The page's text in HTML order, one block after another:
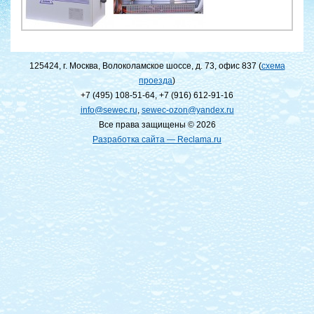
125424, г. Москва, Волоколамское шоссе, д. 73, офис 837 (схема
проезда)
+7 (495) 108-51-64,+7 (916) 612-91-16
info@sewec.ru, sewec-ozon@yandex.ru
Все права защищены © 2026
Разработка сайта — Reclama.ru